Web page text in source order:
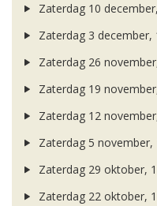
Zaterdag 10
Zaterdag 3 december,
Zaterdag 26
Zaterdag 19
Zaterdag 12
Zaterdag 5 november,
Zaterdag 29 oktober,
Zaterdag 22 oktober,